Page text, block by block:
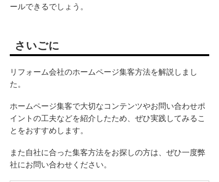
ールできるでしょう。
さいごに
リフォーム会社のホームページ集客方法を解説しまし
た。
ホームページ集客で大切なコンテンツやお問い合わせポ
イントの工夫などを紹介したため、ぜひ実践してみるこ
とをおすすめします。
また自社に合った集客方法をお探しの方は、ぜひ一度弊
社にお問い合わせください。